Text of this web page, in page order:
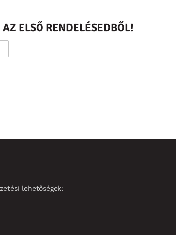
ELSŐ RENDELÉSEDBŐL!
lehetőségek: